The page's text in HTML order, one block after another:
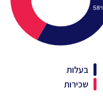
בעלות
שכירות